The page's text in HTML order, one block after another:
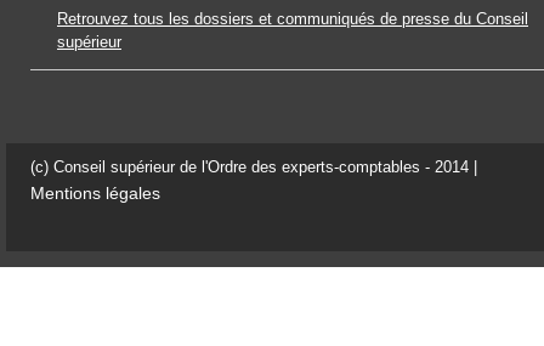
Retrouvez tous les dossiers et communiqués de presse du Conseil
supérieur
(c) Conseil supérieur de l'Ordre des experts-comptables - 2014 |
Mentions légales